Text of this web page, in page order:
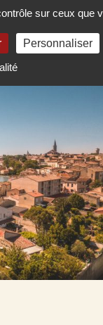
sur ceux que
Personnaliser